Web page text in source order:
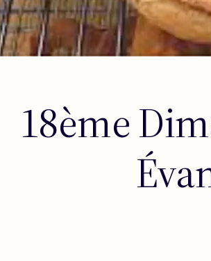
18ème